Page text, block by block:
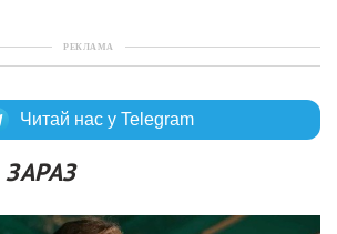
РЕКЛАМА
Читай нас у Telegram